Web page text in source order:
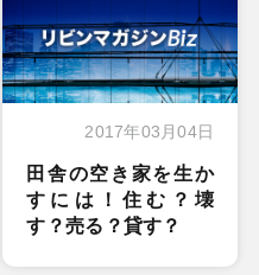
2017年03月04日
田舎の空き家を生か
すには！住む？壊
す？売る？貸す？